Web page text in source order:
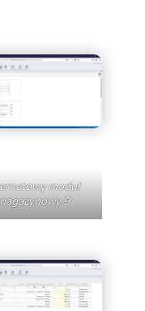
moduł
9